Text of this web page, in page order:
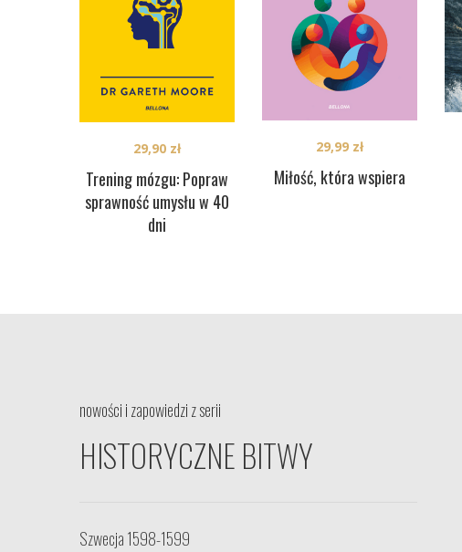
Trening mózgu: Popraw
sprawność umysłu w 40
dni
29,90 zł
Miłość, która wspiera
29,99 zł
nowości i zapowiedzi z serii
HISTORYCZNE BITWY
Szwecja 1598-1599